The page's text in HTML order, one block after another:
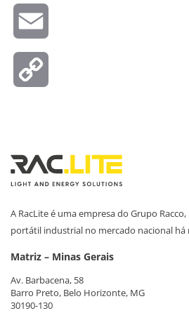
A RacLite é uma empresa do Grupo
portátil industrial no mercado nacional há
Matriz – Minas Gerais
Av. Barbacena, 58
Barro Preto, Belo Horizonte, MG
30190-130